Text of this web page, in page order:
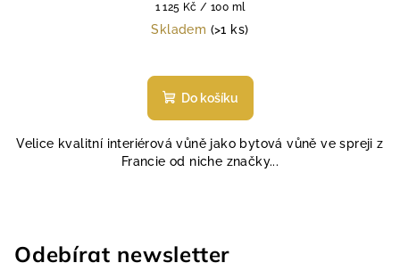
Měrná
cena:
1 125 Kč / 100 ml
Skladem (>1 ks)
Do košíku
Velice kvalitní interiérová vůně jako bytová vůně ve spreji z
Francie od niche značky...
Odebírat newsletter